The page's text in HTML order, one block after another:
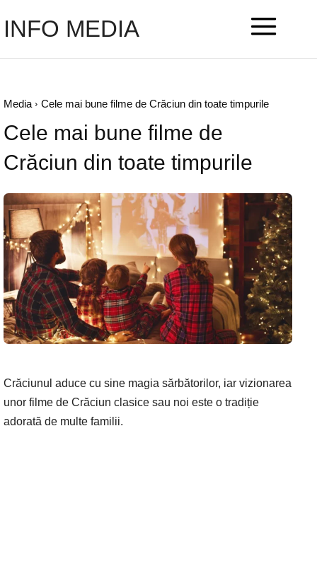
INFO MEDIA
Media Cele mai bune filme de Crăciun din toate timpurile
Cele mai bune filme de
Crăciun din toate timpurile
Crăciunul aduce cu sine magia sărbătorilor, iar vizionarea
unor filme de Crăciun clasice sau noi este o tradiție
adorată de multe familii.